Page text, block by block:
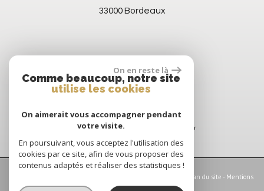
33000 Bordeaux
Plan du site - Mentions
légales-Nos honoraires-Partenaires -Admin-Politique RGPD
On en reste là
Comme beaucoup, notre site
utilise les cookies
On aimerait vous accompagner pendant
votre visite.
En poursuivant, vous acceptez l'utilisation des
cookies par ce site, afin de vous proposer des
contenus adaptés et réaliser des statistiques !